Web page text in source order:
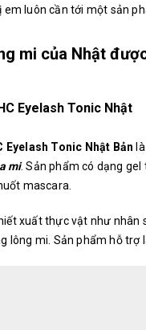
em luôn cần tới một sản
mi của Nhật
Eyelash Tonic Nhật
Eyelash Tonic Nhật Bản
mi. Sản phẩm có dạng
mascara.
xuất thực vật như nhân
lông mi. Sản phẩm hỗ